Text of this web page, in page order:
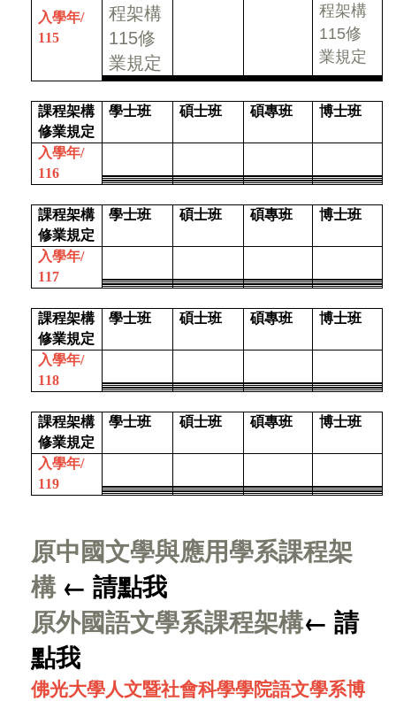
入學年/
115
程架構
115修
業規定
程架構
115修
業規定
課程架構
修業規定
學士班 碩士班 碩專班 博士班
入學年/
116
課程架構
修業規定
學士班 碩士班 碩專班 博士班
入學年/
117
課程架構
修業規定
學士班 碩士班 碩專班 博士班
入學年/
118
課程架構
修業規定
學士班 碩士班 碩專班 博士班
入學年/
119
原中國文學與應用學系課程架
構← 請點我
原外國語文學系課程架構← 請
點我
佛光大學人文暨社會科學學院語文學系博